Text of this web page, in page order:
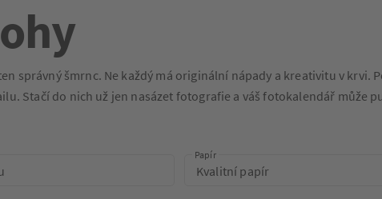
správný šmrnc. Ne každý má originální nápady a kreativitu v krvi.
Stačí do nich už jen nasázet fotografie a váš fotokalendář může
Papír